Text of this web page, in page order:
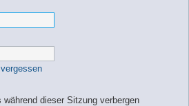
während dieser Sitzung verbergen